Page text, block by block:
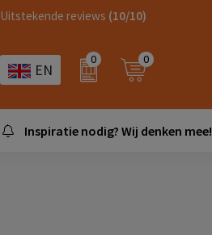
Uitstekende reviews (10/10)
EN
0 0
Inspiratie nodig? Wij denken mee!